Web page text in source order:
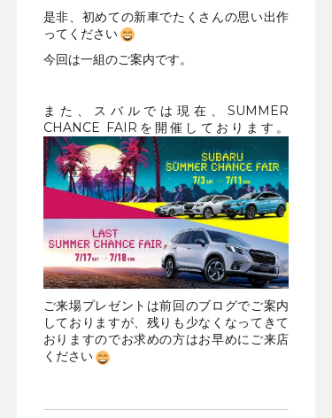
是非、初めての新車でたくさんの思い出作
ってください
今回は一組のご案内です。
また、スバルでは現在、SUMMER
CHANCE FAIRを開催しております。
ご来場プレゼントは前回のブログでご案内
しておりますが、残りも少なくなってきて
おりますのでお求めの方はお早めにご来店
ください